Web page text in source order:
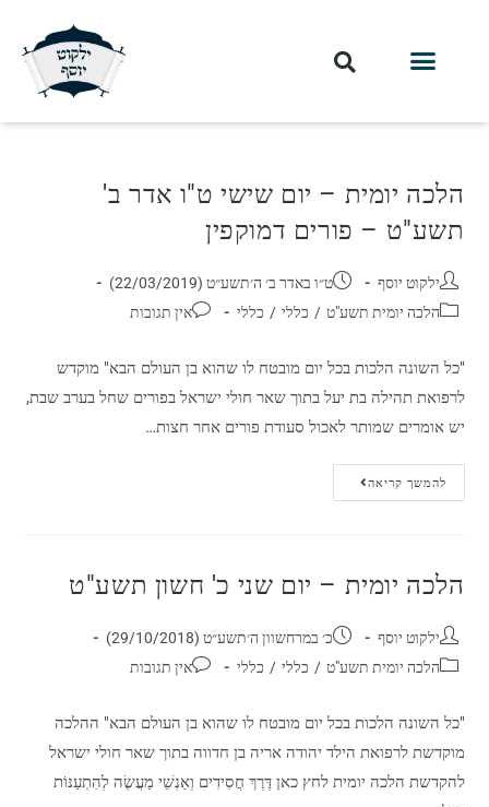
הלכה יומית – יום שישי ט"ו אדר ב'
תשע"ט – פורים דמוקפין
ילקוט יוסף
ט״ו באדר ב׳ ה׳תשע״ט (22/03/2019)
הלכה יומית תשע"ט / כללי / כללי אין תגובות
"כל השונה הלכות בכל יום מובטח לו שהוא בן העולם הבא" מוקדש
לרפואת תהילה בת יעל בתוך שאר חולי ישראל בפורים שחל בערב שבת,
יש אומרים שמותר לאכול סעודת פורים אחר חצות…
להמשך קריאה
הלכה יומית – יום שני כ' חשון תשע"ט
ילקוט יוסף
כ׳ במרחשוון ה׳תשע״ט (29/10/2018)
הלכה יומית תשע"ט / כללי / כללי אין תגובות
"כל השונה הלכות בכל יום מובטח לו שהוא בן העולם הבא" ההלכה
מוקדשת לרפואת הילד יהודה אריה בן חדווה בתוך שאר חולי ישראל
להקדשת הלכה יומית לחץ כאן דֶּרֶךְ חֲסִידִים וְאַנְשֵׁי מַעֲשֶׂה לְהִתְעַנּוֹת